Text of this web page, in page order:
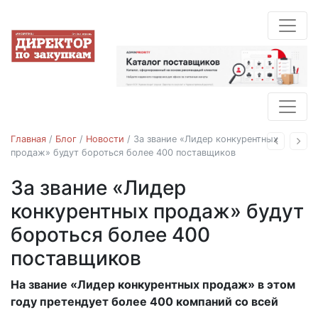
Назад
Главная / Блог / Новости / За звание «Лидер конкурентных
продаж» будут бороться более 400 поставщиков
Новости
За звание «Лидер
конкурентных продаж» будут
бороться более 400
поставщиков
26.05.2019
На звание «Лидер конкурентных продаж» в этом
году претендует более 400 компаний со всей